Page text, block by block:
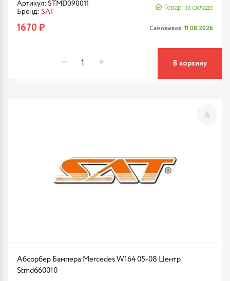
Артикул: STMD090011
Бренд: SAT
Товар на складе
1670 ₽ Самовывоз: 11.08.2026
В корзину
Абсорбер Бампера Mercedes W164 05-08 Центр
Stmd660010